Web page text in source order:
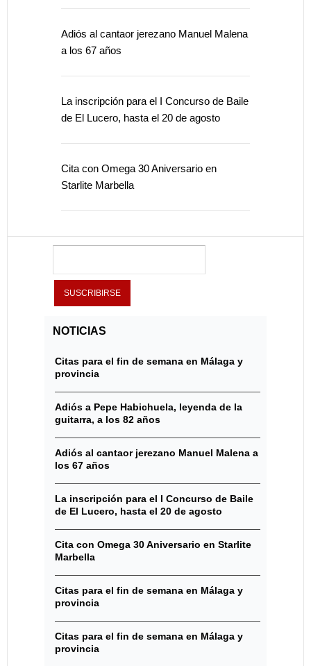
Adiós al cantaor jerezano Manuel Malena
a los 67 años
La inscripción para el I Concurso de Baile
de El Lucero, hasta el 20 de agosto
Cita con Omega 30 Aniversario en
Starlite Marbella
NOTICIAS
Citas para el fin de semana en Málaga y
provincia
Adiós a Pepe Habichuela, leyenda de la
guitarra, a los 82 años
Adiós al cantaor jerezano Manuel Malena a
los 67 años
La inscripción para el I Concurso de Baile
de El Lucero, hasta el 20 de agosto
Cita con Omega 30 Aniversario en Starlite
Marbella
Citas para el fin de semana en Málaga y
provincia
Citas para el fin de semana en Málaga y
provincia